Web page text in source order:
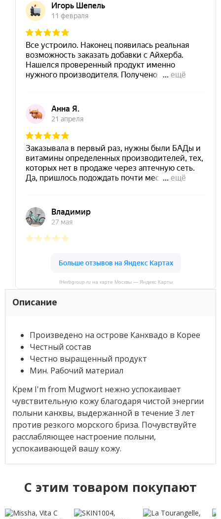
IHerbgroup.ru на карте Москвы — Яндекс Карты
Описание
Произведено на острове Канхвадо в Корее
Честный состав
Честно выращенный продукт
Мин. Рабочий материал
Крем I'm from Mugwort нежно успокаивает
чувствительную кожу благодаря чистой энергии
полыни канхвы, выдержанной в течение 3 лет
против резкого морского бриза. Почувствуйте
расслабляющее настроение полыни,
успокаивающей вашу кожу.
C этим товаром покупают